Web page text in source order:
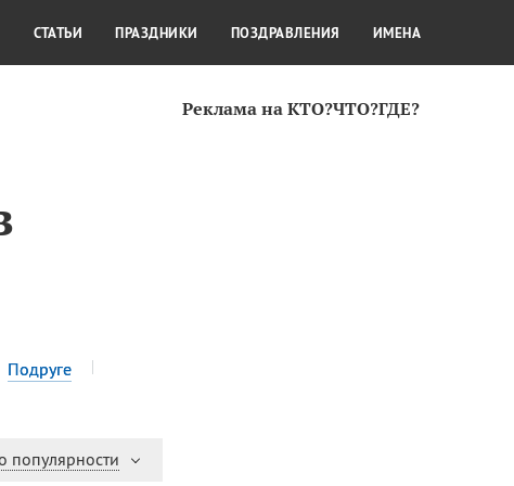
Подруге
популярности
Реклама на КТО?ЧТО?ГДЕ?
КУЛЬТУРА КРАСОТА
СТАТЬИ ПРАЗДНИКИ ПОЗДРАВЛЕНИЯ ИМЕНА